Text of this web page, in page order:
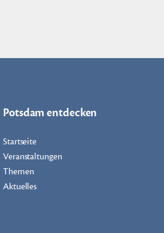
Potsdam entdecken
Startseite
Veranstaltungen
Themen
Aktuelles